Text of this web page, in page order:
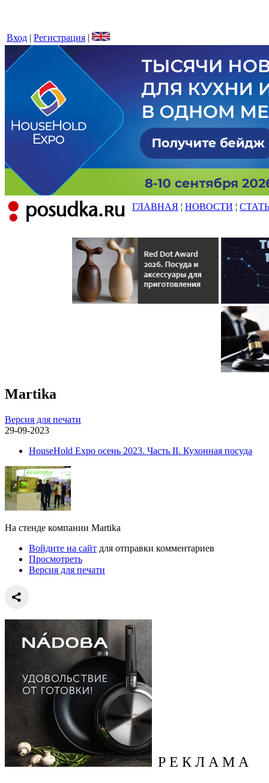
Вход | Регистрация |
ГЛАВНАЯ ¦ НОВОСТИ ¦
Martika
Версия для печати
29-09-2023
HouseHold Expo осень 2023. Часть II. Кухонная посуда
На стенде компании Martika
Войдите на сайт для отправки комментариев
Просмотреть
Версия для печати
Р Е К Л А М А